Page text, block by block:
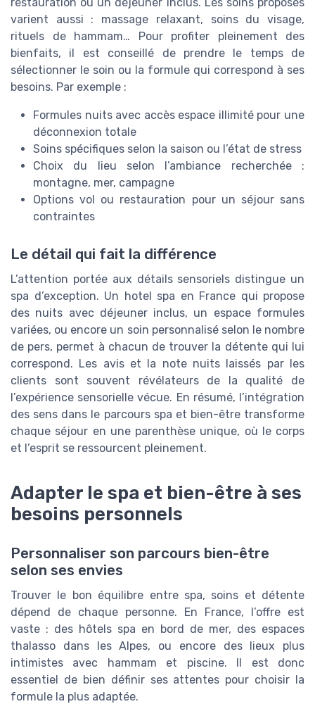
varient aussi : massage relaxant, soins du visage,
rituels de hammam… Pour profiter pleinement des
bienfaits, il est conseillé de prendre le temps de
sélectionner le soin ou la formule qui correspond à ses
besoins. Par exemple :
Formules nuits avec accès espace illimité pour une
déconnexion totale
Soins spécifiques selon la saison ou l’état de stress
Choix du lieu selon l’ambiance recherchée :
montagne, mer, campagne
Options vol ou restauration pour un séjour sans
contraintes
Le détail qui fait la différence
L’attention portée aux détails sensoriels distingue un
spa d’exception. Un hotel spa en France qui propose
des nuits avec déjeuner inclus, un espace formules
variées, ou encore un soin personnalisé selon le nombre
de pers, permet à chacun de trouver la détente qui lui
correspond. Les avis et la note nuits laissés par les
clients sont souvent révélateurs de la qualité de
l’expérience sensorielle vécue. En résumé, l’intégration
des sens dans le parcours spa et bien-être transforme
chaque séjour en une parenthèse unique, où le corps
et l’esprit se ressourcent pleinement.
Adapter le spa et bien-être à ses
besoins personnels
Personnaliser son parcours bien-être
selon ses envies
Trouver le bon équilibre entre spa, soins et détente
dépend de chaque personne. En France, l’offre est
vaste : des hôtels spa en bord de mer, des espaces
thalasso dans les Alpes, ou encore des lieux plus
intimistes avec hammam et piscine. Il est donc
essentiel de bien définir ses attentes pour choisir la
formule la plus adaptée.